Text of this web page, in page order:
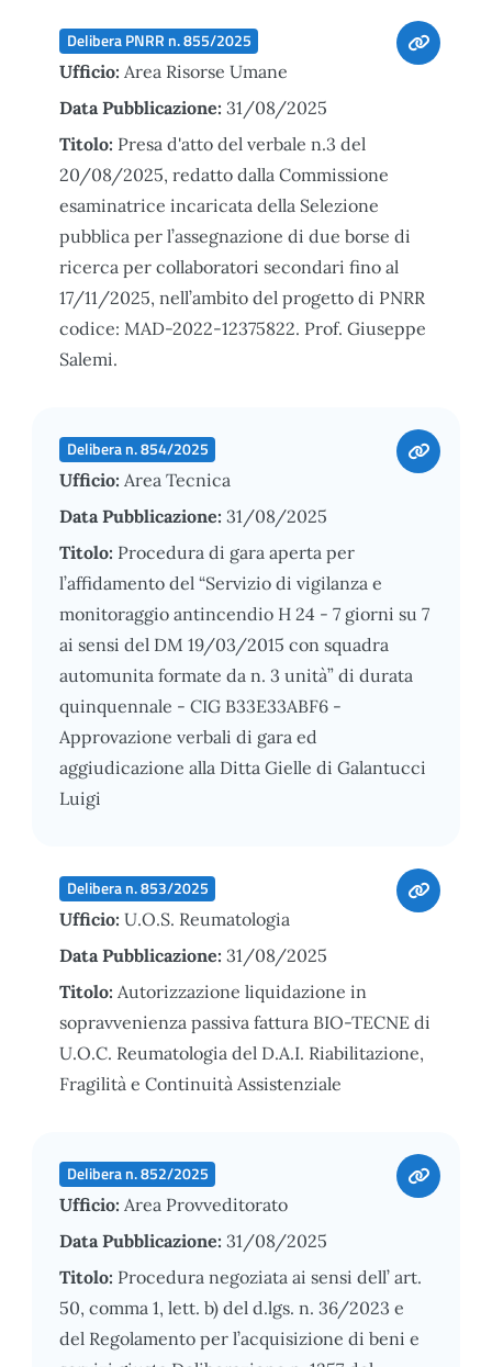
Delibera PNRR n. 855/2025
Ufficio: Area Risorse Umane
Data Pubblicazione: 31/08/2025
Titolo: Presa d'atto del verbale n.3 del
20/08/2025, redatto dalla Commissione
esaminatrice incaricata della Selezione
pubblica per l’assegnazione di due borse di
ricerca per collaboratori secondari fino al
17/11/2025, nell’ambito del progetto di PNRR
codice: MAD-2022-12375822. Prof. Giuseppe
Salemi.
Delibera n. 854/2025
Ufficio: Area Tecnica
Data Pubblicazione: 31/08/2025
Titolo: Procedura di gara aperta per
l’affidamento del “Servizio di vigilanza e
monitoraggio antincendio H 24 - 7 giorni su 7
ai sensi del DM 19/03/2015 con squadra
automunita formate da n. 3 unità” di durata
quinquennale - CIG B33E33ABF6 -
Approvazione verbali di gara ed
aggiudicazione alla Ditta Gielle di Galantucci
Luigi
Delibera n. 853/2025
Ufficio: U.O.S. Reumatologia
Data Pubblicazione: 31/08/2025
Titolo: Autorizzazione liquidazione in
sopravvenienza passiva fattura BIO-TECNE di
U.O.C. Reumatologia del D.A.I. Riabilitazione,
Fragilità e Continuità Assistenziale
Delibera n. 852/2025
Ufficio: Area Provveditorato
Data Pubblicazione: 31/08/2025
Titolo: Procedura negoziata ai sensi dell’ art.
50, comma 1, lett. b) del d.lgs. n. 36/2023 e
del Regolamento per l’acquisizione di beni e